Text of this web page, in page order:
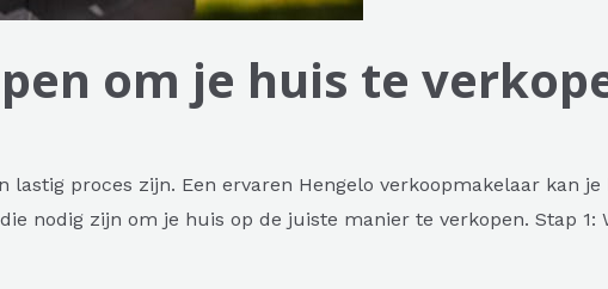
om je huis te
lastig proces zijn. Een ervaren Hengelo verkoopmakelaar kan
nodig zijn om je huis op de juiste manier te verkopen. Stap